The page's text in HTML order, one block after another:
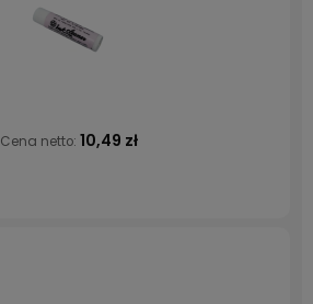
Cena netto: 10,49 zł